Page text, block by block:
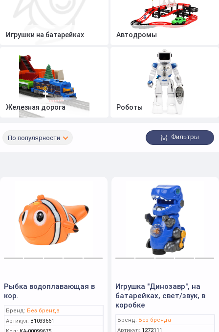
Игрушки на батарейках Автодромы
Железная дорога Роботы
По популярности Фильтры
Рыбка водоплавающая в
кор.
Бренд: Без бренда
Артикул: В1033661
Игрушка "Динозавр", на
батарейках, свет/звук, в
коробке
Бренд: Без бренда
Артикул: 1272111